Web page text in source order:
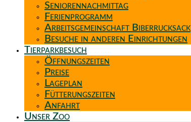
Seniorennachmittag
Ferienprogramm
Arbeitsgemeinschaft Biberrucksack
Besuche in anderen Einrichtungen
Tierparkbesuch
Öffnungszeiten
Preise
Lageplan
Fütterungszeiten
Anfahrt
Unser Zoo